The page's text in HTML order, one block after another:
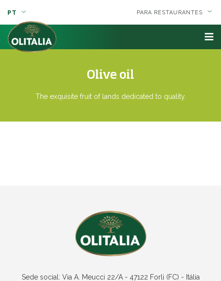
PARA RESTAURANTES
PT
Olive oil
The exquisite fruit of lands dedicated to quality.
Sede social: Via A. Meucci 22/A - 47122 Forli (FC) - Itália